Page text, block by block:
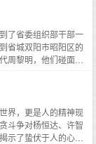
一探究竟的好奇
，然而他万万没有
了省委组织部干部一
省城双阳市昭阳区的
黎明，他们碰面的
尤其是不要让司机
说，现在是信息时
能会引火烧身，惹来
接见他，也不要随意
界，更是人的精神现
斗争对杨恒达、许智
了蛰伏于人的心灵